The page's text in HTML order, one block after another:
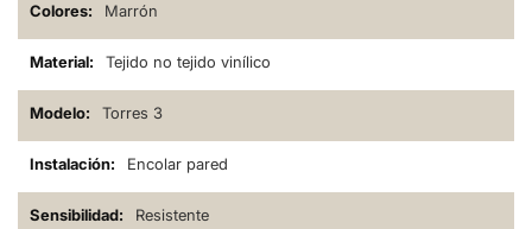
Marrón
Tejido no tejido vinílico
Torres 3
Encolar pared
Resistente